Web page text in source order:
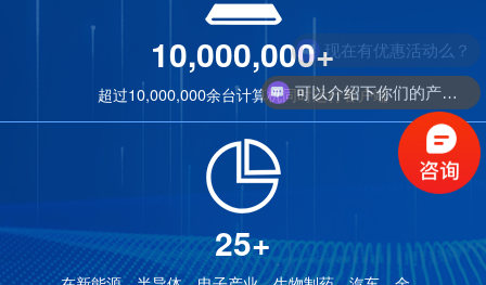
10,000,000+
超过10,000,000余台计算机同时运行客户端
25+
可以介绍下你们的产品么？
现在有优惠活动么？